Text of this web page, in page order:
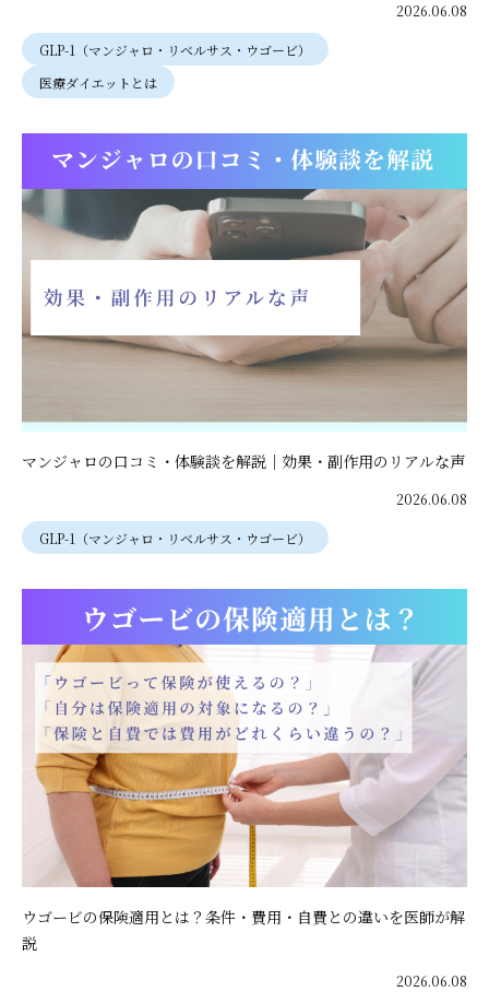
2026.06.08
GLP-1（マンジャロ・リベルサス・ウゴービ）
医療ダイエットとは
マンジャロの口コミ・体験談を解説｜効果・副作用のリアルな声
2026.06.08
GLP-1（マンジャロ・リベルサス・ウゴービ）
ウゴービの保険適用とは？条件・費用・自費との違いを医師が解
説
2026.06.08